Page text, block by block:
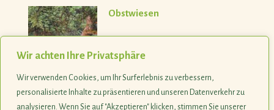
Wir achten Ihre Privatsphäre
Wir verwenden Cookies, um Ihr Surferlebnis zu verbessern,
personalisierte Inhalte zu präsentieren und unseren Datenverkehr zu
analysieren. Wenn Sie auf "Akzeptieren" klicken, stimmen Sie unserer
Obstwiesen